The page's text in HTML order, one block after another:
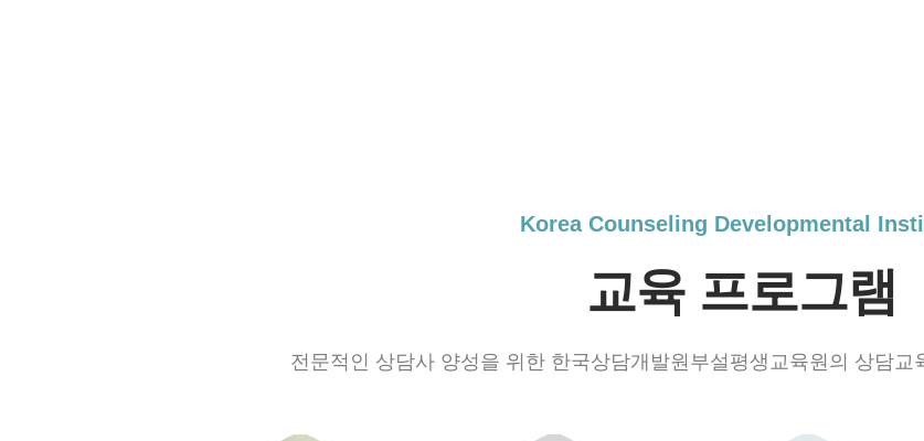
Korea Counseling Developmental
교육 프로그램
전문적인 상담사 양성을 위한 한국상담개발원부설평생교육원의 상담교